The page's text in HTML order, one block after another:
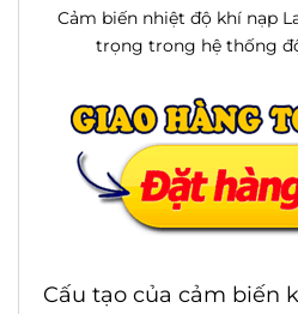
Cảm biến nhiệt độ khí nạp
trọng trong hệ thống
Cấu tạo của cảm biến